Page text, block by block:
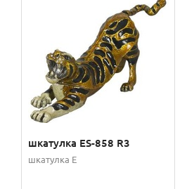
шкатулка ES-858 R3
шкатулка E